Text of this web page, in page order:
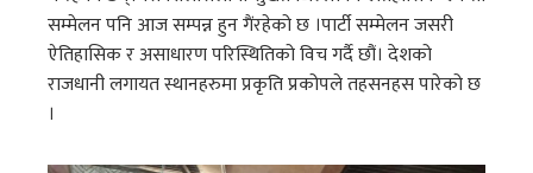
सम्मेलन पनि आज सम्पन्न हुन गैंरहेको छ ।पार्टी सम्मेलन जसरी
ऐतिहासिक र असाधारण परिस्थितिको विच गर्दै छौं। देशको
राजधानी लगायत स्थानहरुमा प्रकृति प्रकोपले तहसनहस पारेको छ
।